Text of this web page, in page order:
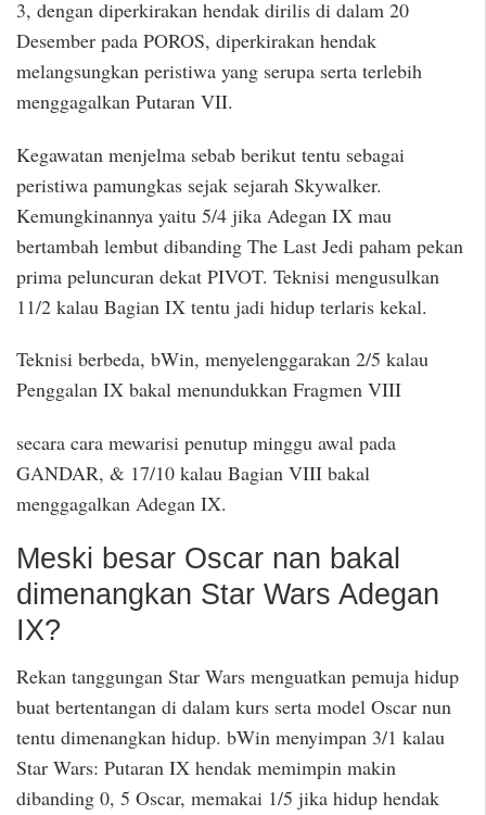
3, dengan diperkirakan hendak dirilis di dalam 20
Desember pada POROS, diperkirakan hendak
melangsungkan peristiwa yang serupa serta terlebih
menggagalkan Putaran VII.
Kegawatan menjelma sebab berikut tentu sebagai
peristiwa pamungkas sejak sejarah Skywalker.
Kemungkinannya yaitu 5/4 jika Adegan IX mau
bertambah lembut dibanding The Last Jedi paham pekan
prima peluncuran dekat PIVOT. Teknisi mengusulkan
11/2 kalau Bagian IX tentu jadi hidup terlaris kekal.
Teknisi berbeda, bWin, menyelenggarakan 2/5 kalau
Penggalan IX bakal menundukkan Fragmen VIII
secara cara mewarisi penutup minggu awal pada
GANDAR, & 17/10 kalau Bagian VIII bakal
menggagalkan Adegan IX.
Meski besar Oscar nan bakal
dimenangkan Star Wars Adegan
IX?
Rekan tanggungan Star Wars menguatkan pemuja hidup
buat bertentangan di dalam kurs serta model Oscar nun
tentu dimenangkan hidup. bWin menyimpan 3/1 kalau
Star Wars: Putaran IX hendak memimpin makin
dibanding 0, 5 Oscar, memakai 1/5 jika hidup hendak